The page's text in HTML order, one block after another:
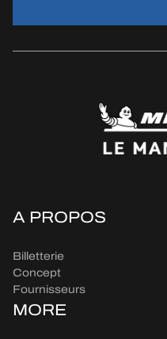
A PROPOS
Billetterie
Concept
Fournisseurs
MORE